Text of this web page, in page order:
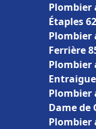
Plombier
Étaples
Plombier
Ferrière
Plombier
Plombier
Dame de
Plombier